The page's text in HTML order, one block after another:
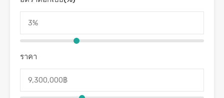
ราคา